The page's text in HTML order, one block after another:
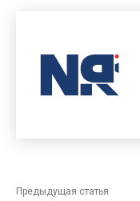
Предыдущая статья